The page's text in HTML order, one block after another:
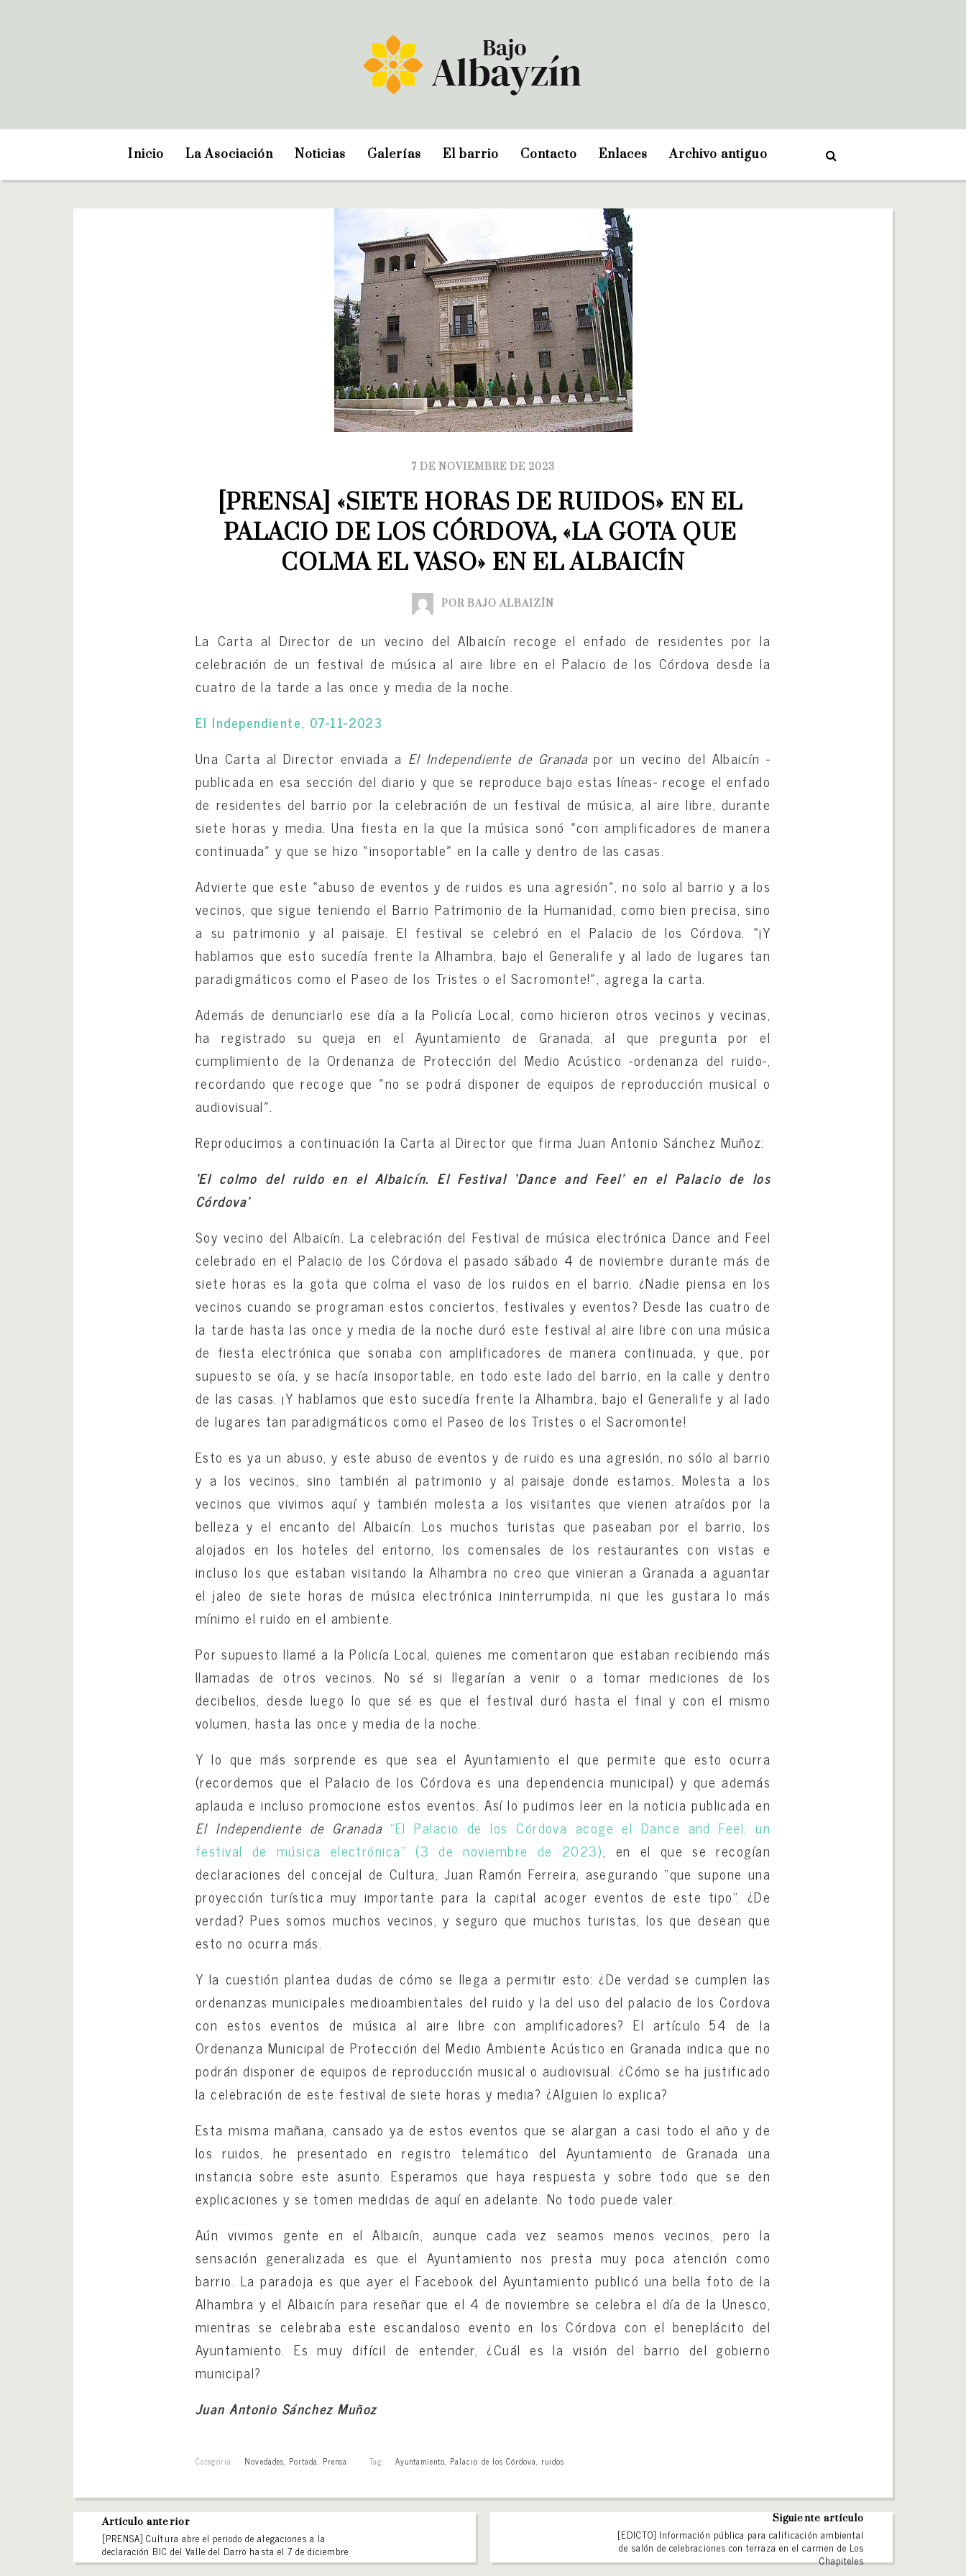
Inicio La Asociación Noticias Galerías El barrio Contacto Enlaces Archivo antiguo
7 DE NOVIEMBRE DE 2023
[PRENSA] «SIETE HORAS DE RUIDOS» EN EL
PALACIO DE LOS CÓRDOVA, «LA GOTA QUE
COLMA EL VASO» EN EL ALBAICÍN
POR BAJO ALBAIZÍN
La Carta al Director de un vecino del Albaicín recoge el enfado de residentes por la
celebración de un festival de música al aire libre en el Palacio de los Córdova desde la
cuatro de la tarde a las once y media de la noche.
El Independiente, 07-11-2023
Una Carta al Director enviada a El Independiente de Granadapor un vecino del Albaicín -
publicada en esa sección del diario y que se reproduce bajo estas líneas- recoge el enfado
de residentes del barrio por la celebración de un festival de música, al aire libre, durante
siete horas y media. Una fiesta en la que la música sonó «con amplificadores de manera
continuada» y que se hizo «insoportable» en la calle y dentro de las casas.
Advierte que este «abuso de eventos y de ruidos es una agresión», no solo al barrio y a los
vecinos, que sigue teniendo el Barrio Patrimonio de la Humanidad, como bien precisa, sino
a su patrimonio y al paisaje. El festival se celebró en el Palacio de los Córdova. «¡Y
hablamos que esto sucedía frente la Alhambra, bajo el Generalife y al lado de lugares tan
paradigmáticos como el Paseo de los Tristes o el Sacromonte!», agrega la carta.
Además de denunciarlo ese día a la Policía Local, como hicieron otros vecinos y vecinas,
ha registrado su queja en el Ayuntamiento de Granada, al que pregunta por el
cumplimiento de la Ordenanza de Protección del Medio Acústico -ordenanza del ruido-,
recordando que recoge que «no se podrá disponer de equipos de reproducción musical o
audiovisual».
Reproducimos a continuación la Carta al Director que firma Juan Antonio Sánchez Muñoz:
‘El colmo del ruido en el Albaicín. El Festival ‘Dance and Feel’ en el Palacio de los
Córdova’
Soy vecino del Albaicín. La celebración del Festival de música electrónica Dance and Feel
celebrado en el Palacio de los Córdova el pasado sábado 4 de noviembre durante más de
siete horas es la gota que colma el vaso de los ruidos en el barrio. ¿Nadie piensa en los
vecinos cuando se programan estos conciertos, festivales y eventos? Desde las cuatro de
la tarde hasta las once y media de la noche duró este festival al aire libre con una música
de fiesta electrónica que sonaba con amplificadores de manera continuada, y que, por
supuesto se oía, y se hacía insoportable, en todo este lado del barrio, en la calle y dentro
de las casas. ¡Y hablamos que esto sucedía frente la Alhambra, bajo el Generalife y al lado
de lugares tan paradigmáticos como el Paseo de los Tristes o el Sacromonte!
Esto es ya un abuso, y este abuso de eventos y de ruido es una agresión, no sólo al barrio
y a los vecinos, sino también al patrimonio y al paisaje donde estamos. Molesta a los
vecinos que vivimos aquí y también molesta a los visitantes que vienen atraídos por la
belleza y el encanto del Albaicín. Los muchos turistas que paseaban por el barrio, los
alojados en los hoteles del entorno, los comensales de los restaurantes con vistas e
incluso los que estaban visitando la Alhambra no creo que vinieran a Granada a aguantar
el jaleo de siete horas de música electrónica ininterrumpida, ni que les gustara lo más
mínimo el ruido en el ambiente.
Por supuesto llamé a la Policía Local, quienes me comentaron que estaban recibiendo más
llamadas de otros vecinos. No sé si llegarían a venir o a tomar mediciones de los
decibelios, desde luego lo que sé es que el festival duró hasta el final y con el mismo
volumen, hasta las once y media de la noche.
Y lo que más sorprende es que sea el Ayuntamiento el que permite que esto ocurra
(recordemos que el Palacio de los Córdova es una dependencia municipal) y que además
aplauda e incluso promocione estos eventos. Así lo pudimos leer en la noticia publicada en
El Independiente de Granada “El Palacio de los Córdova acoge el Dance and Feel, un
festival de música electrónica” (3 de noviembre de 2023), en el que se recogían
declaraciones del concejal de Cultura, Juan Ramón Ferreira, asegurando “que supone una
proyección turística muy importante para la capital acoger eventos de este tipo”. ¿De
verdad? Pues somos muchos vecinos, y seguro que muchos turistas, los que desean que
esto no ocurra más.
Y la cuestión plantea dudas de cómo se llega a permitir esto: ¿De verdad se cumplen las
ordenanzas municipales medioambientales del ruido y la del uso del palacio de los Cordova
con estos eventos de música al aire libre con amplificadores? El artículo 54 de la
Ordenanza Municipal de Protección del Medio Ambiente Acústico en Granada indica que no
podrán disponer de equipos de reproducción musical o audiovisual. ¿Cómo se ha justificado
la celebración de este festival de siete horas y media? ¿Alguien lo explica?
Esta misma mañana, cansado ya de estos eventos que se alargan a casi todo el año y de
los ruidos, he presentado en registro telemático del Ayuntamiento de Granada una
instancia sobre este asunto. Esperamos que haya respuesta y sobre todo que se den
explicaciones y se tomen medidas de aquí en adelante. No todo puede valer.
Aún vivimos gente en el Albaicín, aunque cada vez seamos menos vecinos, pero la
sensación generalizada es que el Ayuntamiento nos presta muy poca atención como
barrio. La paradoja es que ayer el Facebook del Ayuntamiento publicó una bella foto de la
Alhambra y el Albaicín para reseñar que el 4 de noviembre se celebra el día de la Unesco,
mientras se celebraba este escandaloso evento en los Córdova con el beneplácito del
Ayuntamiento. Es muy difícil de entender, ¿Cuál es la visión del barrio del gobierno
municipal?
Juan Antonio Sánchez Muñoz
Categoría: Novedades, Portada, Prensa Tag: Ayuntamiento, Palacio de los Córdova, ruidos
Artículo anterior
[PRENSA] Cultura abre el periodo de alegaciones a la
declaración BIC del Valle del Darro hasta el 7 de diciembre
Siguiente artículo
[EDICTO] Información pública para calificación ambiental
de salón de celebraciones con terraza en el carmen de Los
Chapiteles